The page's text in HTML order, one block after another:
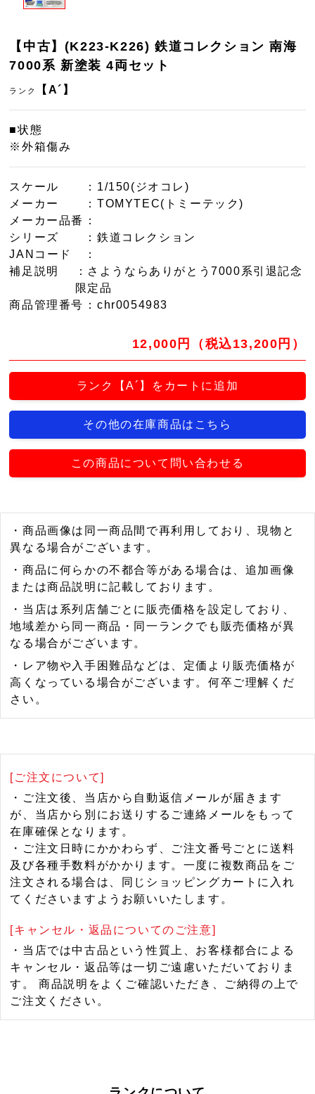
【中古】(K223-K226) 鉄道コレクション 南海
7000系 新塗装 4両セット
ランク 【A´】
■状態
※外箱傷み
スケール
：1/150(ジオコレ)
メーカー
：TOMYTEC(トミーテック)
メーカー品番
：
シリーズ
：鉄道コレクション
JANコード
：
補足説明
：さようならありがとう7000系引退記念
限定品
商品管理番号 ：chr0054983
12,000円（税込13,200円）
ランク【A´】をカートに追加
その他の在庫商品はこちら
この商品について問い合わせる
・商品画像は同一商品間で再利用しており、現物と
異なる場合がございます。
・商品に何らかの不都合等がある場合は、追加画像
または商品説明に記載しております。
・当店は系列店舗ごとに販売価格を設定しており、
地域差から同一商品・同一ランクでも販売価格が異
なる場合がございます。
・レア物や入手困難品などは、定価より販売価格が
高くなっている場合がございます。何卒ご理解くだ
さい。
[ご注文について]
・ご注文後、当店から自動返信メールが届きます
が、当店から別にお送りするご連絡メールをもって
在庫確保となります。
・ご注文日時にかかわらず、ご注文番号ごとに送料
及び各種手数料がかかります。一度に複数商品をご
注文される場合は、同じショッピングカートに入れ
てくださいますようお願いいたします。
[キャンセル・返品についてのご注意]
・当店では中古品という性質上、お客様都合による
キャンセル・返品等は一切ご遠慮いただいておりま
す。 商品説明をよくご確認いただき、ご納得の上で
ご注文ください。